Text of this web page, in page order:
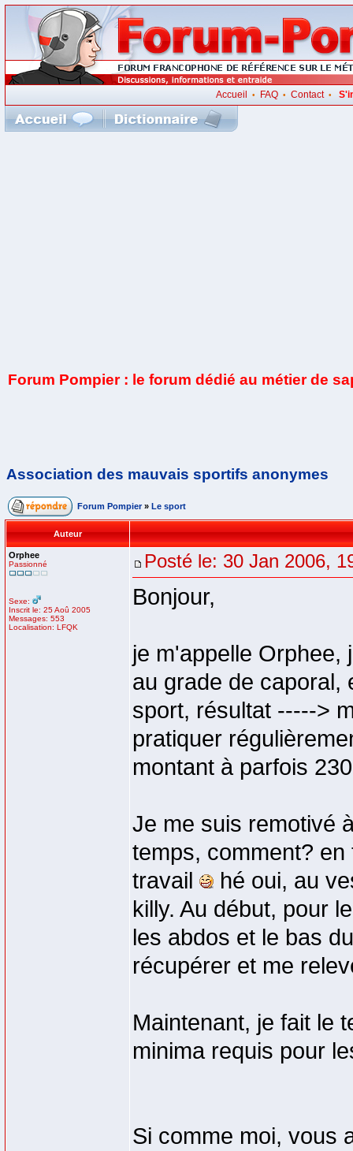
Accueil • FAQ• Contact•
Forum Pompier : le forum dédié au métier de
Association des mauvais sportifs anonymes
Forum Pompier » Le sport
Auteur
Orphee
Passionné
Sexe:
Inscrit le: 25 Aoû 2005
Messages: 553
Localisation: LFQK
Posté le: 30 Jan 2006,
Bonjour,
je m'appelle Orphee,
au grade de caporal,
sport, résultat ----->
pratiquer
montant à parfois
Je me suis remotivé
temps, comment?
travail
hé oui, au
killy. Au début, pour
les abdos et le bas
récupérer et me
Maintenant, je fait le
minima requis pour
Si comme moi, vous